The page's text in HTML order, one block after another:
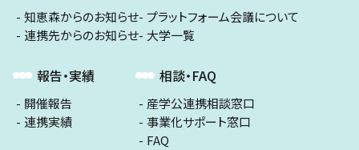
知恵森からのお知らせ
連携先からのお知らせ
報告・実績
開催報告
連携実績
プラットフォーム会議について
大学一覧
相談・FAQ
産学公連携相談窓口
事業化サポート窓口
FAQ